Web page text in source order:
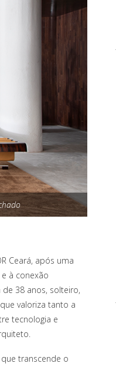
Ceará, após uma
à conexão
38 anos, solteiro,
valoriza tanto a
tecnologia e
transcende o